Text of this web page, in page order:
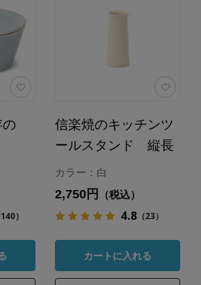
）
信楽焼のキッチンツ
ールスタンド 縦長
カラー：白
2,750円 （税込）
4.8（23）
カートに入れる